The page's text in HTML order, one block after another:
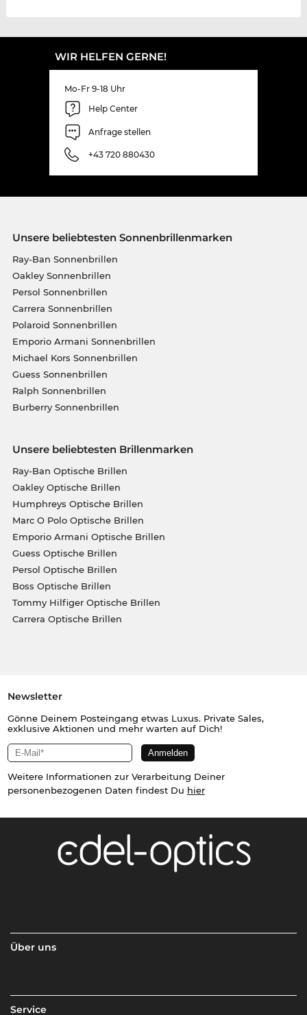
WIR HELFEN GERNE!
Mo-Fr 9-18 Uhr
Help Center
Anfrage stellen
+43 720 880430
Unsere beliebtesten Sonnenbrillenmarken
Ray-Ban Sonnenbrillen
Oakley Sonnenbrillen
Persol Sonnenbrillen
Carrera Sonnenbrillen
Polaroid Sonnenbrillen
Emporio Armani Sonnenbrillen
Michael Kors Sonnenbrillen
Guess Sonnenbrillen
Ralph Sonnenbrillen
Burberry Sonnenbrillen
Unsere beliebtesten Brillenmarken
Ray-Ban Optische Brillen
Oakley Optische Brillen
Humphreys Optische Brillen
Marc O Polo Optische Brillen
Emporio Armani Optische Brillen
Guess Optische Brillen
Persol Optische Brillen
Boss Optische Brillen
Tommy Hilfiger Optische Brillen
Carrera Optische Brillen
Newsletter
Gönne Deinem Posteingang etwas Luxus. Private Sales,
exklusive Aktionen und mehr warten auf Dich!
Weitere Informationen zur Verarbeitung Deiner
personenbezogenen Daten findest Du hier
Über uns
Service